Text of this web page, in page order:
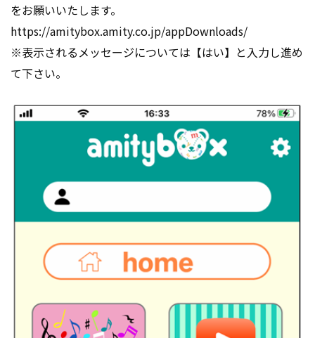
をお願いいたします。
https://amitybox.amity.co.jp/appDownloads/
※表示されるメッセージについては【はい】と入力し進め
て下さい。